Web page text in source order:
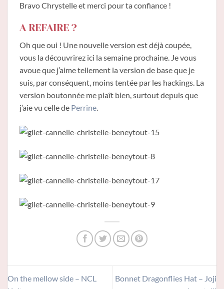
Bravo Chrystelle et merci pour ta confiance !
A REFAIRE ?
Oh que oui ! Une nouvelle version est déjà coupée,
vous la découvrirez ici la semaine prochaine. Je vous
avoue que j’aime tellement la version de base que je
suis, par conséquent, moins tentée par les hackings. La
version boutonnée me plaît bien, surtout depuis que
j’aie vu celle de Perrine.
On the mellow side – NCL
Bonnet Dragonflies Hat – Joji